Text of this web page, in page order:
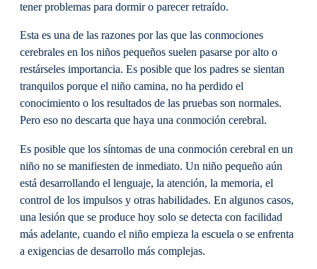
tener problemas para dormir o parecer retraído.
Esta es una de las razones por las que las conmociones
cerebrales en los niños pequeños suelen pasarse por alto o
restárseles importancia. Es posible que los padres se sientan
tranquilos porque el niño camina, no ha perdido el
conocimiento o los resultados de las pruebas son normales.
Pero eso no descarta que haya una conmoción cerebral.
Es posible que los síntomas de una conmoción cerebral en un
niño no se manifiesten de inmediato. Un niño pequeño aún
está desarrollando el lenguaje, la atención, la memoria, el
control de los impulsos y otras habilidades. En algunos casos,
una lesión que se produce hoy solo se detecta con facilidad
más adelante, cuando el niño empieza la escuela o se enfrenta
a exigencias de desarrollo más complejas.